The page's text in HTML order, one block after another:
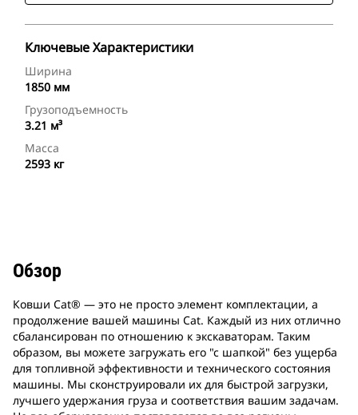
Ключевые Характеристики
Ширина
1850 мм
Грузоподъемность
3.21 м³
Масса
2593 кг
Обзор
Ковши Cat® ― это не просто элемент комплектации, а
продолжение вашей машины Cat. Каждый из них отлично
сбалансирован по отношению к экскаваторам. Таким
образом, вы можете загружать его "с шапкой" без ущерба
для топливной эффективности и технического состояния
машины. Мы сконструировали их для быстрой загрузки,
лучшего удержания груза и соответствия вашим задачам.